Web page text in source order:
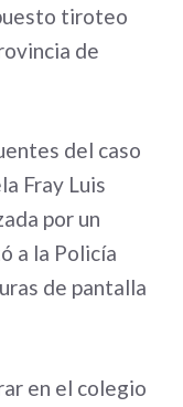
tiroteo
de
del caso
Fray Luis
por un
a la Policía
de pantalla
en el colegio